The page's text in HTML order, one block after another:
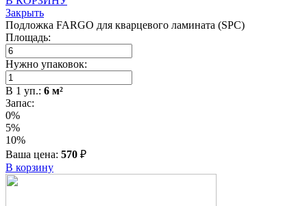
Закрыть
Подложка FARGO для кварцевого ламината (SPC)
Площадь:
Нужно упаковок:
В 1 уп.: 6 м²
Запас:
0%
5%
10%
Ваша цена: 570 ₽
В корзину